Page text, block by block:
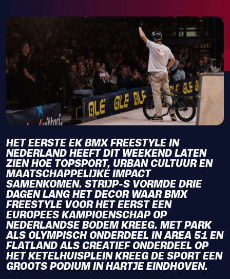
HET EERSTE EK BMX FREESTYLE IN
NEDERLAND HEEFT DIT WEEKEND LATEN
ZIEN HOE TOPSPORT, URBAN CULTUUR EN
MAATSCHAPPELIJKE IMPACT
SAMENKOMEN. STRIJP-S VORMDE DRIE
DAGEN LANG HET DECOR WAAR BMX
FREESTYLE VOOR HET EERST EEN
EUROPEES KAMPIOENSCHAP OP
NEDERLANDSE BODEM KREEG. MET PARK
ALS OLYMPISCH ONDERDEEL IN AREA 51 EN
FLATLAND ALS CREATIEF ONDERDEEL OP
HET KETELHUISPLEIN KREEG DE SPORT EEN
GROOTS PODIUM IN HARTJE EINDHOVEN.